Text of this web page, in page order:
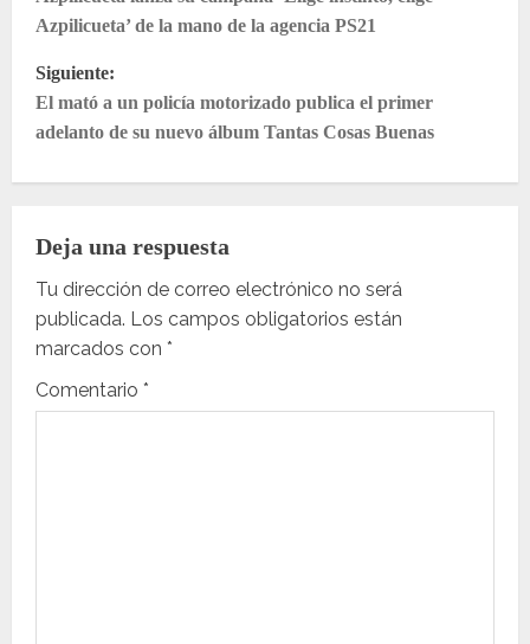
v
e
c
i
ó
n
Azpilicueta’ de la mano de la agencia PS21
Siguiente:
El mató a un policía motorizado publica el primer
adelanto de su nuevo álbum Tantas Cosas Buenas
Deja una respuesta
Tu dirección de correo electrónico no será
publicada. Los campos obligatorios están
marcados con *
Comentario *